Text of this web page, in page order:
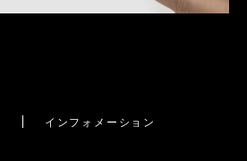
インフォメーション